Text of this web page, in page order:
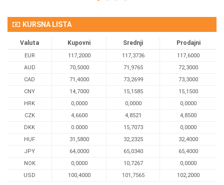
KURSNA LISTA
Valuta Kupovni Srednji Prodajni
EUR 117,2000 117,3736
117,6000
AUD
70,5000 71,9765
72,3000
CAD
71,4000 73,2699
73,3000
CNY
14,7000 15,1585
15,1500
HRK
0,0000 0,0000
0,0000
CZK
4,6600 4,8521
4,8500
DKK
0.0000 15,7073
0,0000
HUF
31,5800 32,2325
32,4000
JPY
64,0000 65,0340
65,4000
NOK
0,0000 10,7267
0,0000
USD
100,4000 101,7565 102,2000